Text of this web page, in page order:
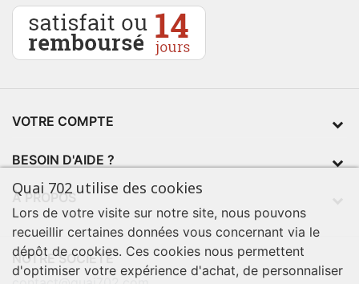
VOTRE COMPTE
BESOIN D'AIDE ?
À PROPOS
NOTRE SOCIÉTÉ
Quai 702 utilise des cookies
Lors de votre visite sur notre site, nous pouvons
recueillir certaines données vous concernant via le
dépôt de cookies. Ces cookies nous permettent
d'optimiser votre expérience d'achat, de personnaliser